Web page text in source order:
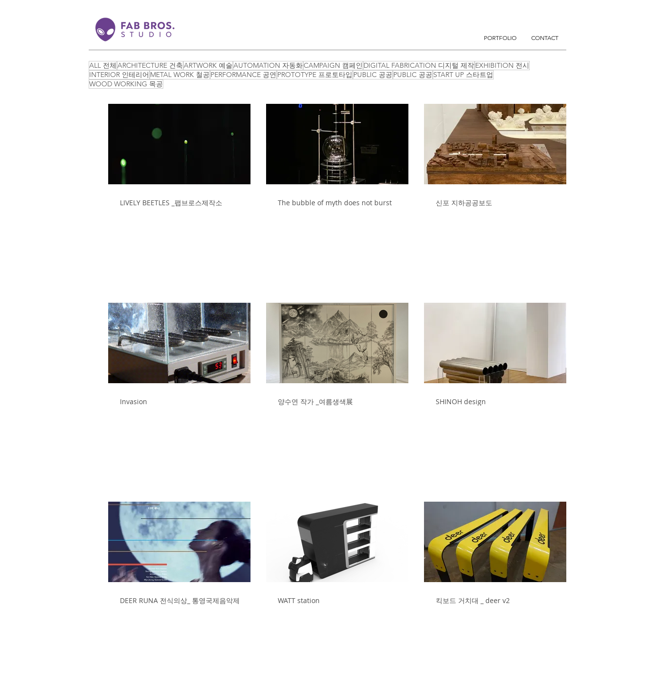
PORTFOLIO CONTACT
ALL 전체 ARCHITECTURE 건축ARTWORK 예술AUTOMATION 자동화CAMPAIGN 캠페인 DIGITAL FABRICATION 디지털 제작EXHIBITION 전시
INTERIOR 인테리어 METAL WORK 철공 PERFORMANCE 공연 PROTOTYPE 프로토타입 PUBLIC 공공 PUBLIC 공공 START UP 스타트업
WOOD WORKING 목공
LIVELY BEETLES _팹브로스제작소 The bubble of myth does not burst 신포 지하공공보도
Invasion 양수연 작가 _여름생색展 SHINOH design
DEER RUNA 전식의상_ 통영국제음악제 WATT station 킥보드 거치대 _ deer v2